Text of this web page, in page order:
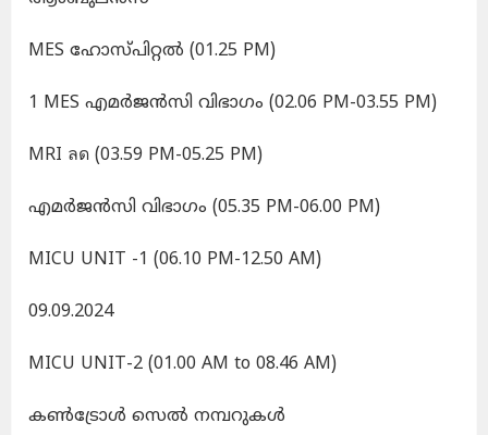
MES ഹോസ്‌പിറ്റൽ (01.25 PM)
1 MES എമർജൻസി വിഭാഗം (02.06 PM-03.55 PM)
MRI ลด (03.59 PM-05.25 PM)
എമർജൻസി വിഭാഗം (05.35 PM-06.00 PM)
MICU UNIT -1 (06.10 PM-12.50 AM)
09.09.2024
MICU UNIT-2 (01.00 AM to 08.46 AM)
കണ്‍ട്രോള്‍ സെല്‍ നമ്പറുകള്‍